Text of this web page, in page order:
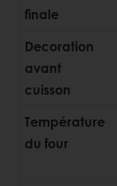
finale
Decoration
avant
cuisson
Température
du four